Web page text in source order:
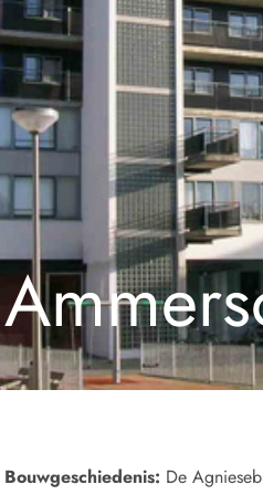
Bouwgeschiedenis: De